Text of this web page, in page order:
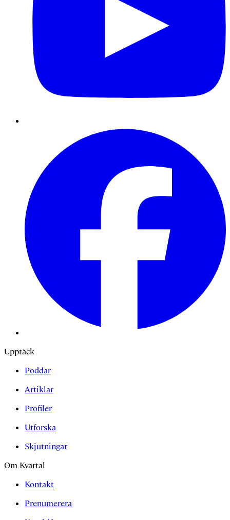
Upptäck
Poddar
Artiklar
Profiler
Utforska
Skjutningar
Om Kvartal
Kontakt
Prenumerera